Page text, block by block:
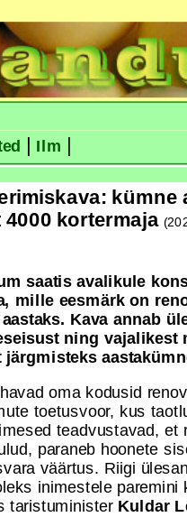
Ilm
kümne
kortermaja
saatis avalikule
mille eesmärk on
Kava annab
ning vajalikest
oma kodusid
toetusvoor, kus
teadvustavad, et
paraneb hoonete
väärtus. Riigi
inimestele paremini
taristuminister Kuldar